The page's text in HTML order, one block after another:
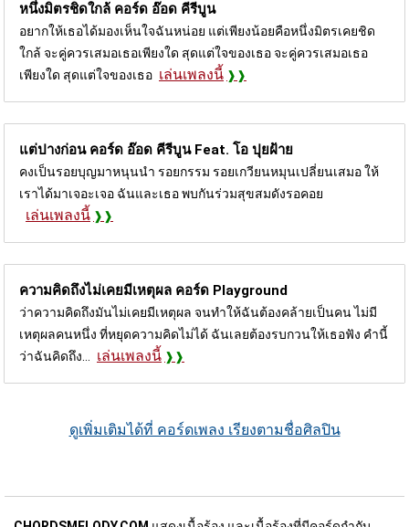
หนึ่งมิตรชิดใกล้ คอร์ด อ๊อด คีรีบูน
อยากให้เธอได้มองเห็นใจฉันหน่อย แต่เพียงน้อยคือหนึ่งมิตรเคยชิด
ใกล้ จะคู่ควรเสมอเธอเพียงใด สุดแต่ใจของเธอ จะคู่ควรเสมอเธอ
เพียงใด สุดแต่ใจของเธอ เล่นเพลงนี้
แต่ปางก่อน คอร์ด อ๊อด คีรีบูน Feat. โอ ปุยฝ้าย
คงเป็นรอยบุญมาหนุนนำ รอยกรรม รอยเกวียนหมุนเปลี่ยนเสมอ ให้
เราได้มาเจอะเจอ ฉันและเธอ พบกันร่วมสุขสมดังรอคอย
เล่นเพลงนี้
ความคิดถึงไม่เคยมีเหตุผล คอร์ด Playground
ว่าความคิดถึงมันไม่เคยมีเหตุผล จนทำให้ฉันต้องคล้ายเป็นคน ไม่มี
เหตุผลคนหนึ่ง ที่หยุดความคิดไม่ได้ ฉันเลยต้องรบกวนให้เธอฟัง คำนี้
ว่าฉันคิดถึง... เล่นเพลงนี้
ดูเพิ่มเติมได้ที่ คอร์ดเพลง เรียงตามชื่อศิลปิน